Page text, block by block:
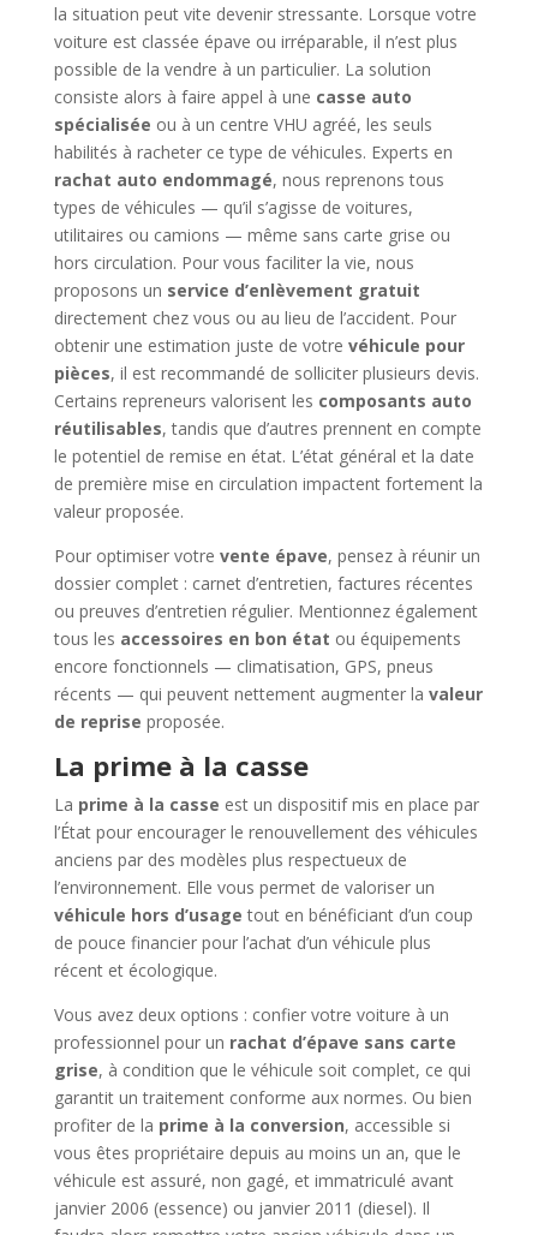
la situation peut vite devenir stressante. Lorsque votre
voiture est classée épave ou irréparable, il n’est plus
possible de la vendre à un particulier. La solution
consiste alors à faire appel à une casse auto
spécialisée ou à un centre VHU agréé, les seuls
habilités à racheter ce type de véhicules. Experts en
rachat auto endommagé, nous reprenons tous
types de véhicules — qu’il s’agisse de voitures,
utilitaires ou camions — même sans carte grise ou
hors circulation. Pour vous faciliter la vie, nous
proposons un service d’enlèvement gratuit
directement chez vous ou au lieu de l’accident. Pour
obtenir une estimation juste de votre véhicule pour
pièces, il est recommandé de solliciter plusieurs devis.
Certains repreneurs valorisent les composants auto
réutilisables, tandis que d’autres prennent en compte
le potentiel de remise en état. L’état général et la date
de première mise en circulation impactent fortement la
valeur proposée.
Pour optimiser votre vente épave, pensez à réunir un
dossier complet : carnet d’entretien, factures récentes
ou preuves d’entretien régulier. Mentionnez également
tous les accessoires en bon état ou équipements
encore fonctionnels — climatisation, GPS, pneus
récents — qui peuvent nettement augmenter la valeur
de reprise proposée.
La prime à la casse
La prime à la casse est un dispositif mis en place par
l’État pour encourager le renouvellement des véhicules
anciens par des modèles plus respectueux de
l’environnement. Elle vous permet de valoriser un
véhicule hors d’usage tout en bénéficiant d’un coup
de pouce financier pour l’achat d’un véhicule plus
récent et écologique.
Vous avez deux options : confier votre voiture à un
professionnel pour un rachat d’épave sans carte
grise, à condition que le véhicule soit complet, ce qui
garantit un traitement conforme aux normes. Ou bien
profiter de la prime à la conversion, accessible si
vous êtes propriétaire depuis au moins un an, que le
véhicule est assuré, non gagé, et immatriculé avant
janvier 2006 (essence) ou janvier 2011 (diesel). Il